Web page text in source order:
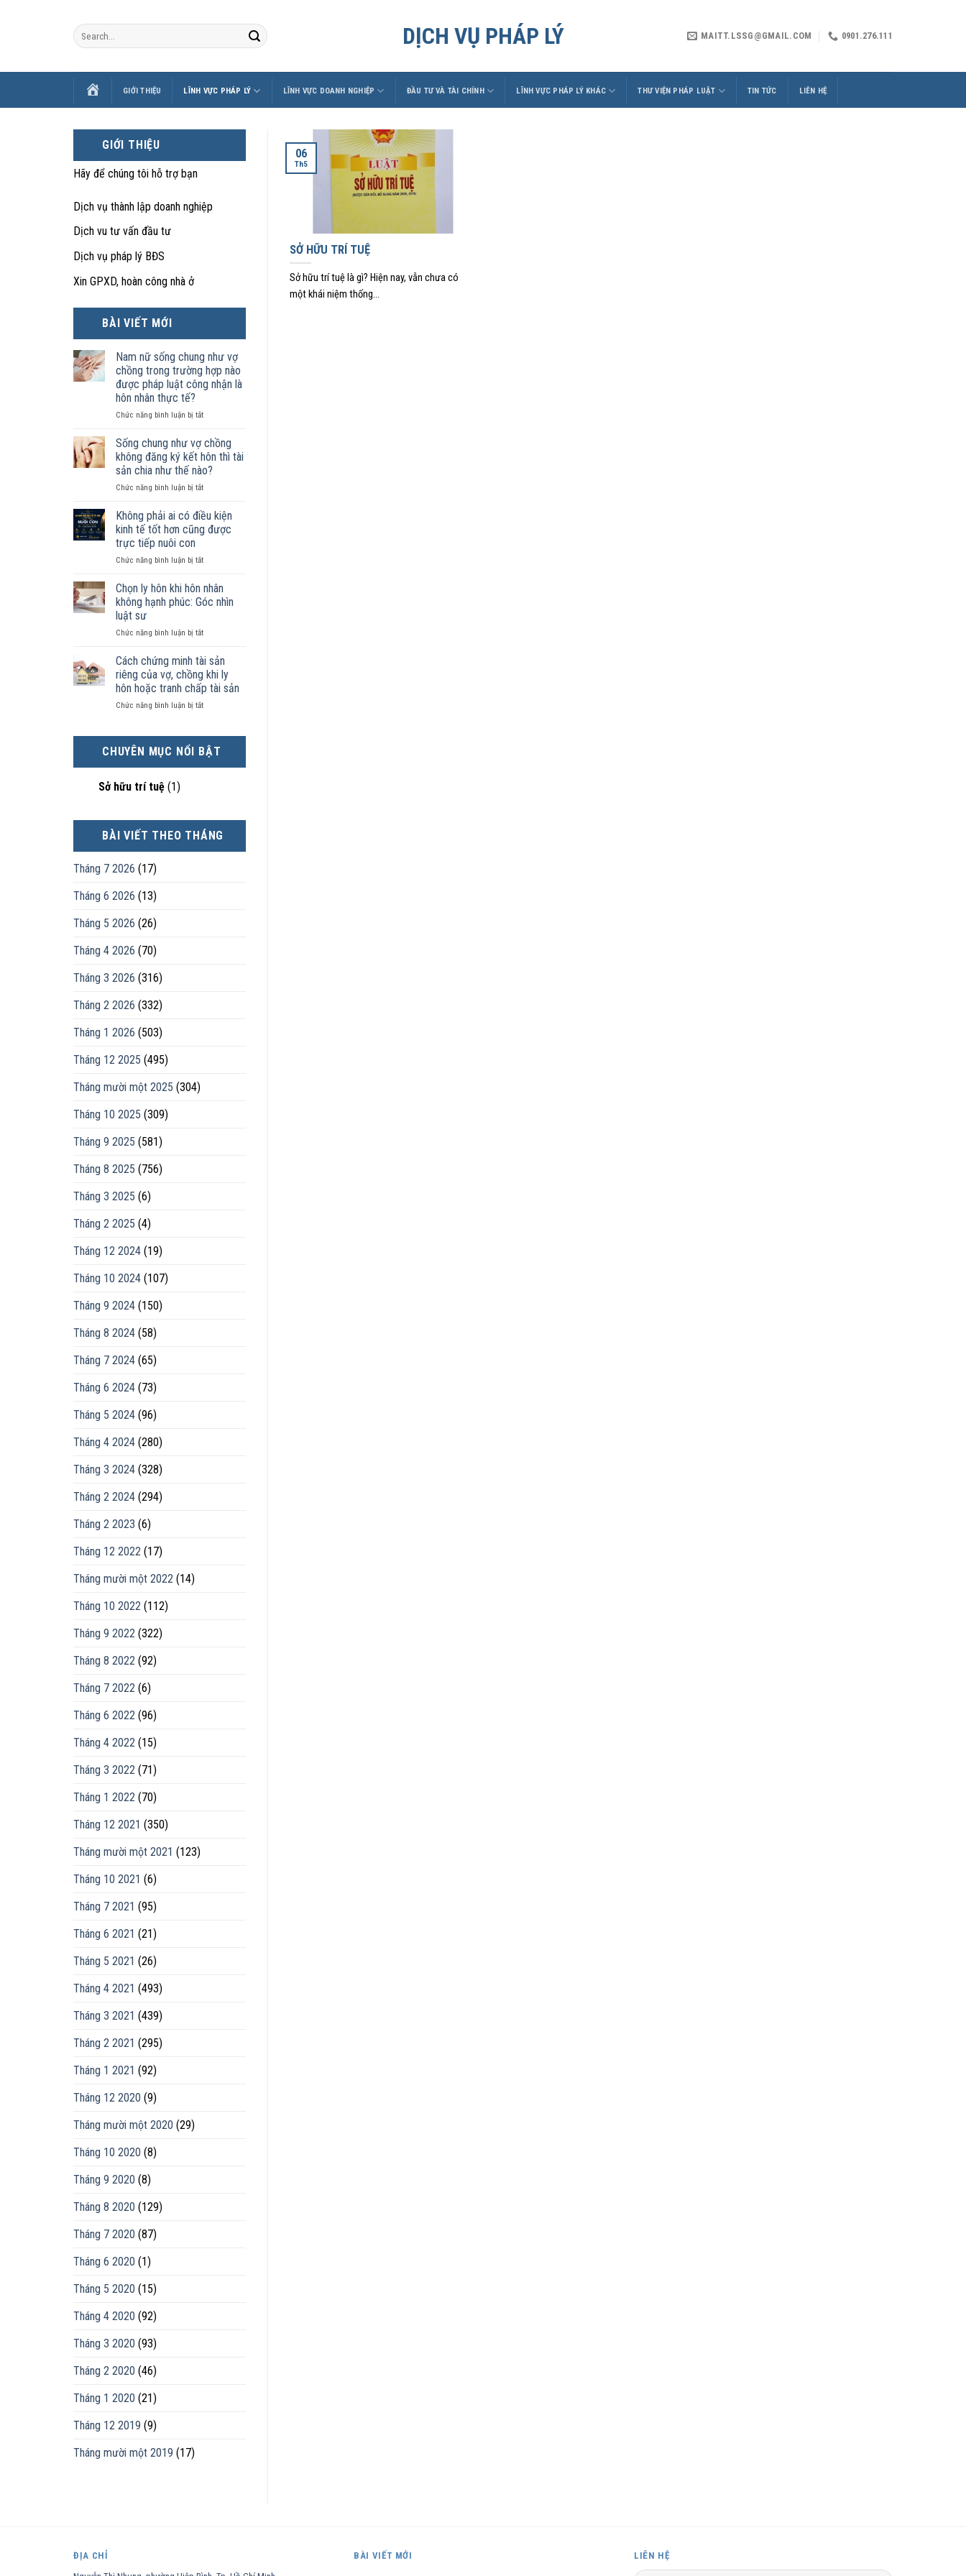
DỊCH VỤ PHÁP LÝ MAITT.LSSG@GMAIL.COM 0901.276.111
TRANGGIỚI THIỆU LĨNH VỰC PHÁP LÝ LĨNH VỰC DOANH NGHIỆP ĐẦU TƯ VÀ TÀI CHÍNH LĨNH VỰC PHÁP LÝ KHÁC THƯ VIỆN PHÁP LUẬT TIN TỨC LIÊN HỆ
GIỚI THIỆU
Hãy để chúng tôi hỗ trợ bạn
Dịch vụ thành lập doanh nghiệp
Dịch vu tư vấn đầu tư
Dịch vụ pháp lý BĐS
Xin GPXD, hoàn công nhà ở
BÀI VIẾT MỚI
Nam nữ sống chung như vợ
chồng trong trường hợp nào
được pháp luật công nhận là
hôn nhân thực tế?
Chức năng bình luận bị tắtở
nữ
sống
chung
như
vợ
trong
trường
hợp
được
luật
công
hôn
thực
tế?
Sống chung như vợ chồng
không đăng ký kết hôn thì tài
sản chia như thế nào?
Chức năng bình luận bị tắtở
chung
như
vợ
không
ký
kết
hôn
tài
chia
như
nào?
Không phải ai có điều kiện
kinh tế tốt hơn cũng được
trực tiếp nuôi con
Chức năng bình luận bị tắtở
phải
ai
có
kiện
tế
tốt
hơn
cũng
được
con
Chọn ly hôn khi hôn nhân
không hạnh phúc: Góc nhìn
luật sư
Chức năng bình luận bị tắtở
ly
hôn
khi
hôn
nhân
Góc
nhìn
Cách chứng minh tài sản
riêng của vợ, chồng khi ly
hôn hoặc tranh chấp tài sản
Chức năng bình luận bị tắtở
tài
ly
hôn
CHUYÊN MỤC NỔI BẬT
Sở hữu trí tuệ (1)
BÀI VIẾT THEO THÁNG
Tháng 7 2026 (17)
Tháng 6 2026 (13)
Tháng 5 2026 (26)
Tháng 4 2026 (70)
Tháng 3 2026 (316)
Tháng 2 2026 (332)
Tháng 1 2026 (503)
Tháng 12 2025 (495)
Tháng mười một 2025 (304)
Tháng 10 2025 (309)
Tháng 9 2025 (581)
Tháng 8 2025 (756)
Tháng 3 2025 (6)
Tháng 2 2025 (4)
Tháng 12 2024 (19)
Tháng 10 2024 (107)
Tháng 9 2024 (150)
Tháng 8 2024 (58)
Tháng 7 2024 (65)
Tháng 6 2024 (73)
Tháng 5 2024 (96)
Tháng 4 2024 (280)
Tháng 3 2024 (328)
Tháng 2 2024 (294)
Tháng 2 2023 (6)
Tháng 12 2022 (17)
Tháng mười một 2022 (14)
Tháng 10 2022 (112)
Tháng 9 2022 (322)
Tháng 8 2022 (92)
Tháng 7 2022 (6)
Tháng 6 2022 (96)
Tháng 4 2022 (15)
Tháng 3 2022 (71)
Tháng 1 2022 (70)
Tháng 12 2021 (350)
Tháng mười một 2021 (123)
Tháng 10 2021 (6)
Tháng 7 2021 (95)
Tháng 6 2021 (21)
Tháng 5 2021 (26)
Tháng 4 2021 (493)
Tháng 3 2021 (439)
Tháng 2 2021 (295)
Tháng 1 2021 (92)
Tháng 12 2020 (9)
Tháng mười một 2020 (29)
Tháng 10 2020 (8)
Tháng 9 2020 (8)
Tháng 8 2020 (129)
Tháng 7 2020 (87)
Tháng 6 2020 (1)
Tháng 5 2020 (15)
Tháng 4 2020 (92)
Tháng 3 2020 (93)
Tháng 2 2020 (46)
Tháng 1 2020 (21)
Tháng 12 2019 (9)
Tháng mười một 2019 (17)
SỞ HỮU TRÍ TUỆ
Sở hữu trí tuệ là gì? Hiện nay, vẫn chưa có
một khái niệm thống...
06
Th5
ĐỊA CHỈ
BÀI VIẾT MỚI LIÊN HỆ